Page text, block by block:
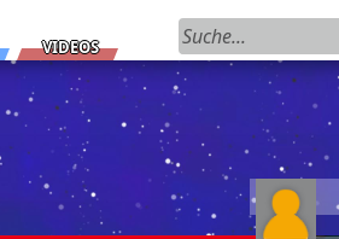
VIDEOS
Suchen nach: